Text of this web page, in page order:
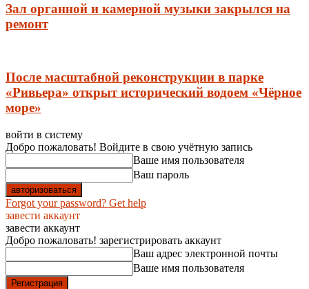
Зал органной и камерной музыки закрылся на
ремонт
После масштабной реконструкции в парке
«Ривьера» открыт исторический водоем «Чёрное
море»
войти в систему
Добро пожаловать! Войдите в свою учётную запись
Ваше имя пользователя
Ваш пароль
Forgot your password? Get help
завести аккаунт
завести аккаунт
Добро пожаловать! зарегистрировать аккаунт
Ваш адрес электронной почты
Ваше имя пользователя